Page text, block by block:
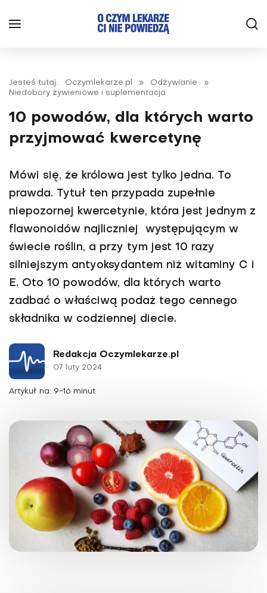
Jesteś tutaj: Oczymlekarze.pl » Odżywianie
»
Niedobory żywieniowe i suplementacja
10 powodów, dla których warto
przyjmować kwercetynę
Mówi się, że królowa jest tylko jed­na. To
prawda. Tytuł ten przypada zupełnie
niepozornej kwercetynie, która jest jednym z
flawonoidów naj­liczniej występującym w
świecie roślin, a przy tym jest 10 razy
silniejszym antyoksydantem niż witaminy C i
E. Oto 10 powodów, dla których warto
zadbać o właściwą podaż tego cennego
składnika w codziennej diecie.
Redakcja Oczymlekarze.pl
07 luty 2024
Artykuł na: 9-16 minut